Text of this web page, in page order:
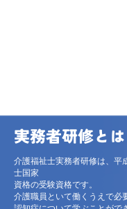
実務者研修とは
介護福祉士実務者研修は、平
士国家
資格の受験資格です。
介護職員といて働くうえで必